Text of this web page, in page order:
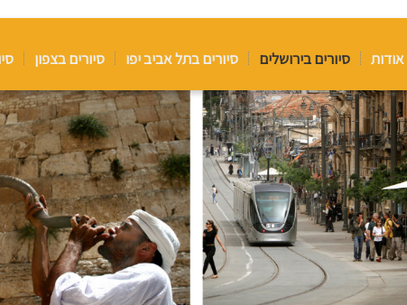
אודות סיורים בירושלים סיורים בתל אביב יפו סיורים בצפון